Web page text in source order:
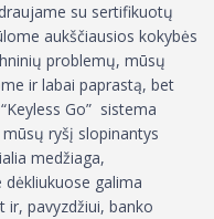
su sertifikuotų
aukščiausios kokybės
problemų, mūsų
ir labai paprastą, bet
Go” sistema
ryšį slopinantys
medžiaga,
galima
pavyzdžiui, banko